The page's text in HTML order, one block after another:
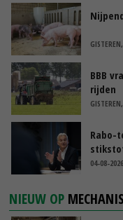
BBB
rijden
Rabo-
blijft
04-08-2026
NIEUW OP